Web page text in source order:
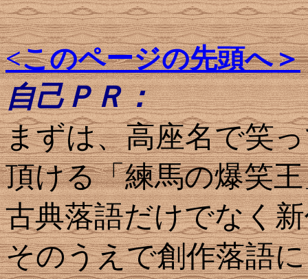
<このページの先頭へ＞
自己ＰＲ：
まずは、高座名で笑
頂ける「練馬の爆笑
古典落語だけでなく
そのうえで創作落語